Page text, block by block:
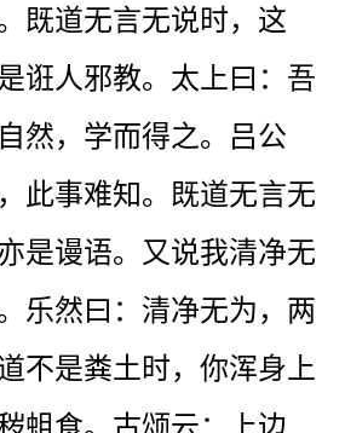
既道无言无说时，这
诳人邪教。太上曰：吾
然，学而得之。吕公
此事难知。既道无言无
是谩语。又说我清净无
乐然曰：清净无为，两
不是粪土时，你浑身上